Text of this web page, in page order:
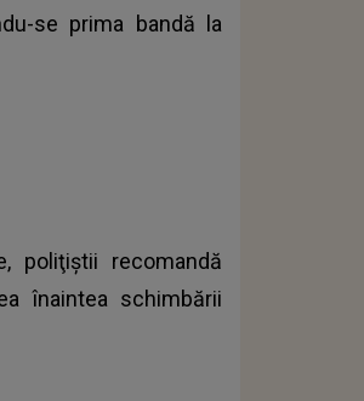
se prima bandă la
poliţiştii recomandă
înaintea schimbării